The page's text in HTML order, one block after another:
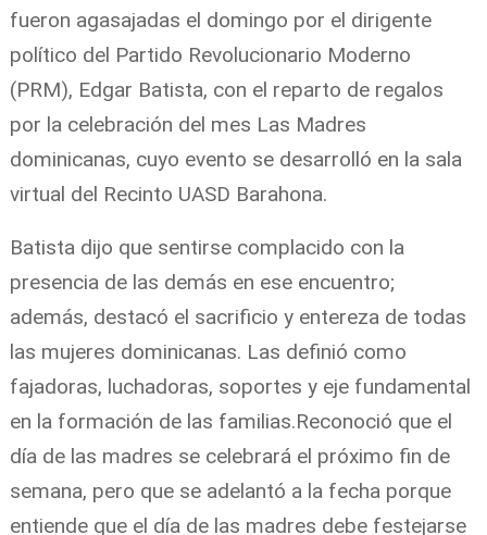
fueron agasajadas el domingo por el dirigente
político del Partido Revolucionario Moderno
(PRM), Edgar Batista, con el reparto de regalos
por la celebración del mes Las Madres
dominicanas, cuyo evento se desarrolló en la sala
virtual del Recinto UASD Barahona.
Batista dijo que sentirse complacido con la
presencia de las demás en ese encuentro;
además, destacó el sacrificio y entereza de todas
las mujeres dominicanas. Las definió como
fajadoras, luchadoras, soportes y eje fundamental
en la formación de las familias.Reconoció que el
día de las madres se celebrará el próximo fin de
semana, pero que se adelantó a la fecha porque
entiende que el día de las madres debe festejarse